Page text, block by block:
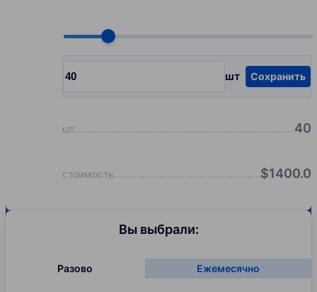
Choose quantity, pcs
шт
Input quantity, pcs Сохранить
шт 40
стоимость $1400.0
Вы выбрали:
Разово Ежемесячно